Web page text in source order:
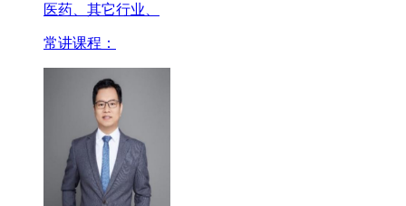
医药、其它行业、
常讲课程：